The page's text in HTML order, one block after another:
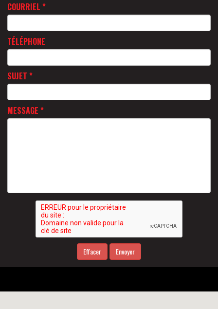
COURRIEL *
TÉLÉPHONE
SUJET *
MESSAGE *
Effacer Envoyer